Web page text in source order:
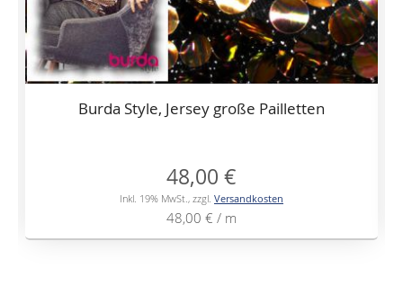
Burda Style, Jersey große Pailletten
48,00 €
Inkl. 19% MwSt., zzgl. Versandkosten
48,00 € / m